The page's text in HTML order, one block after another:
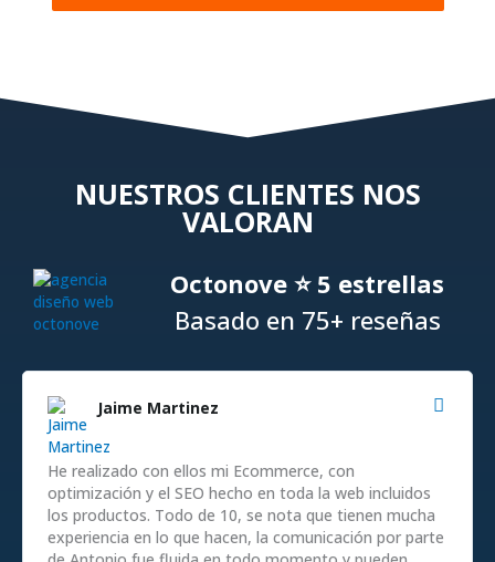
NUESTROS CLIENTES NOS
VALORAN
Octonove ⭐ 5 estrellas
Basado en 75+ reseñas
Jaime Martinez
He realizado con ellos mi Ecommerce, con
optimización y el SEO hecho en toda la web incluidos
los productos. Todo de 10, se nota que tienen mucha
experiencia en lo que hacen, la comunicación por parte